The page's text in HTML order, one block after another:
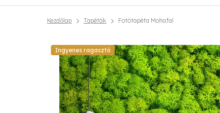
Kezdőlap Tapéták Fotótapéta Mohafal
Ingyenes ragasztó